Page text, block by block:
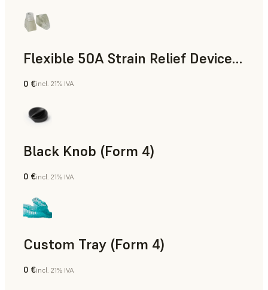
Flexible 50A Strain Relief Device (Form 4)
Ingeniería
0 €incl. 21% IVA
Black Knob (Form 4)
Estándar
0 €incl. 21% IVA
Custom Tray (Form 4)
Odontología
0 €incl. 21% IVA